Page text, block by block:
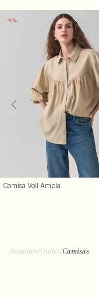
-70%
Camisa Voil Ampla
Shoulder/Outlet/Camisas